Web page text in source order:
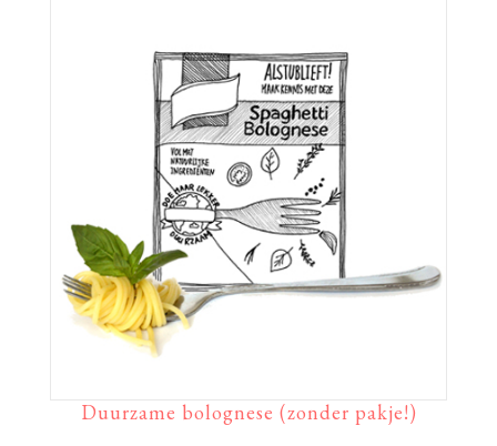
Duurzame bolognese (zonder pakje!)